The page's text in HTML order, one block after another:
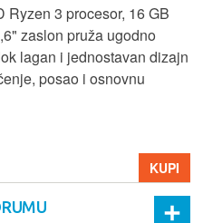
Ryzen 3 procesor, 16 GB
zaslon pruža ugodno
lagan i jednostavan dizajn
posao i osnovnu
KUPI